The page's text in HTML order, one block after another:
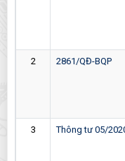
2 2861/QĐ-BQP
3 Thông tư 05/